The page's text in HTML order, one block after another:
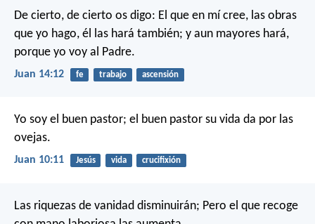
De cierto, de cierto os digo: El que en mí cree, las obras
que yo hago, él las hará también; y aun mayores hará,
porque yo voy al Padre.
Juan 14:12 fe trabajo ascensión
Yo soy el buen pastor; el buen pastor su vida da por las
ovejas.
Juan 10:11 Jesús vida crucifixión
Las riquezas de vanidad disminuirán; Pero el que recoge